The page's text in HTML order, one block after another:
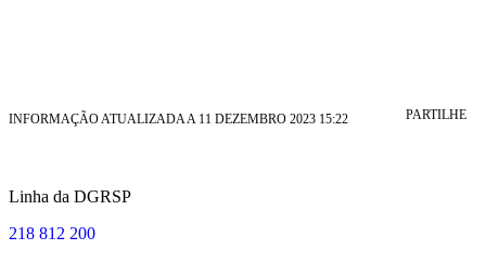
INFORMAÇÃO ATUALIZADA A 11 DEZEMBRO 2023 15:22 PARTILHE
Linha da DGRSP
218 812 200